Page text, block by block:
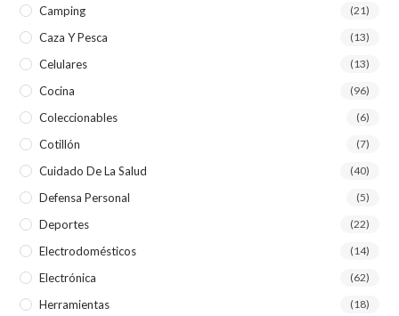
Camping (21)
Caza Y Pesca (13)
Celulares (13)
Cocina (96)
Coleccionables (6)
Cotillón (7)
Cuidado De La Salud (40)
Defensa Personal (5)
Deportes (22)
Electrodomésticos (14)
Electrónica (62)
Herramientas (18)